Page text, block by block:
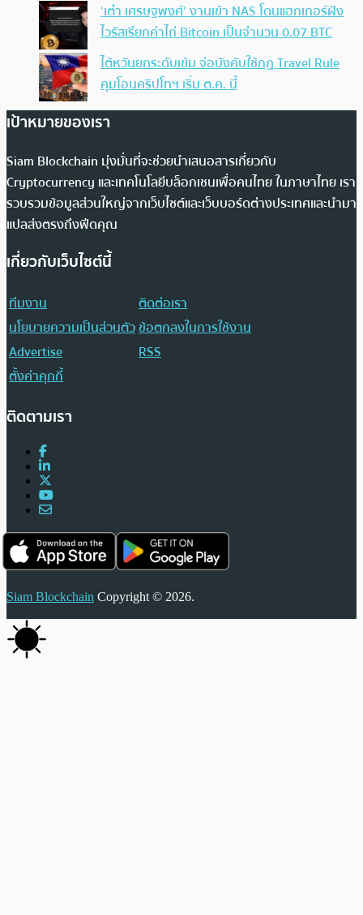
‘เต๋า เศรษฐพงศ์’ งานเข้า NAS โดนแฮกเกอร์ฝัง
ไวรัสเรียกค่าไถ่ Bitcoin เป็นจำนวน 0.07 BTC
ไต้หวันยกระดับเข้ม จ่อบังคับใช้กฏ Travel Rule
คุมโอนคริปโทฯ เริ่ม ต.ค. นี้
เป้าหมายของเรา
Siam Blockchain มุ่งมั่นที่จะช่วยนำเสนอสารเกี่ยวกับ
Cryptocurrency และเทคโนโลยีบล็อกเชนเพื่อคนไทย ในภาษาไทย เรา
รวบรวมข้อมูลส่วนใหญ่จากเว็บไซต์และเว็บบอร์ดต่างประเทศและนำมา
แปลส่งตรงถึงฟีดคุณ
เกี่ยวกับเว็บไซต์นี้
ทีมงาน
ติดต่อเรา
นโยบายความเป็นส่วนตัวข้อตกลงในการใช้งาน
Advertise
RSS
ตั้งค่าคุกกี้
ติดตามเรา
Siam Blockchain Copyright © 2026.